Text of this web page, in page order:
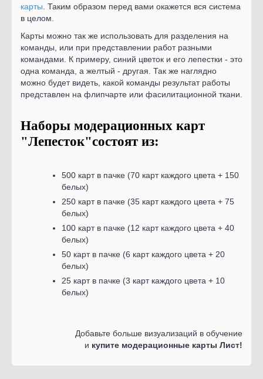
карты . Таким образом перед вами окажется вся система
в целом.
Карты можно так же использовать для разделения на
команды, или при представлении работ разными
командами. К примеру, синий цветок и его лепестки - это
одна команда, а желтый - другая. Так же наглядно
можно будет видеть, какой команды результат работы
представлен на флипчарте или фасилитационной ткани.
Наборы модерационных карт
"Лепесток"состоят из:
500 карт в пачке (70 карт каждого цвета + 150
белых)
250 карт в пачке (35 карт каждого цвета + 75
белых)
100 карт в пачке (12 карт каждого цвета + 40
белых)
50 карт в пачке (6 карт каждого цвета + 20
белых)
25 карт в пачке (3 карт каждого цвета + 10
белых)
Добавьте больше визуализаций в обучение
и купите модерационные карты Лист!